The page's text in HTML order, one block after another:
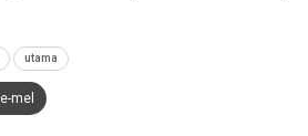
utama
e-mel